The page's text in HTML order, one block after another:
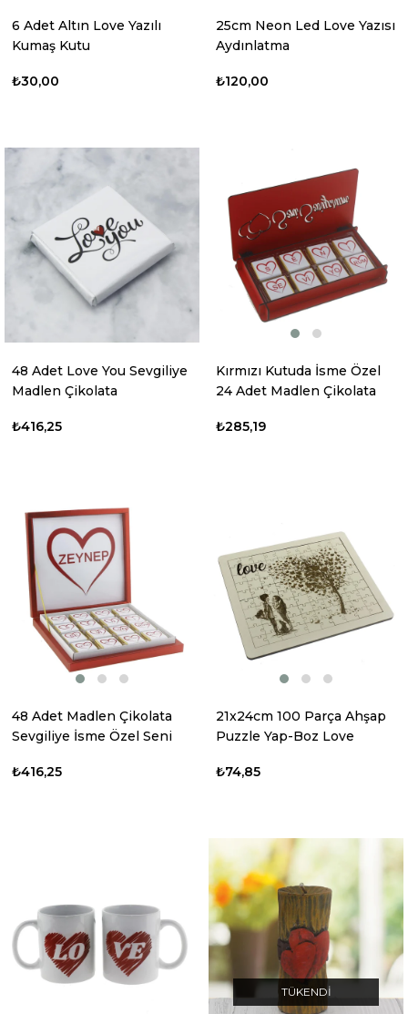
6 Adet Altın Love Yazılı
Kumaş Kutu
₺30,00
25cm Neon Led Love Yazısı
Aydınlatma
₺120,00
48 Adet Love You Sevgiliye
Madlen Çikolata
₺416,25
Kırmızı Kutuda İsme Özel
24 Adet Madlen Çikolata
₺285,19
48 Adet Madlen Çikolata
Sevgiliye İsme Özel Seni
₺416,25
21x24cm 100 Parça Ahşap
Puzzle Yap-Boz Love
₺74,85
TÜKENDI